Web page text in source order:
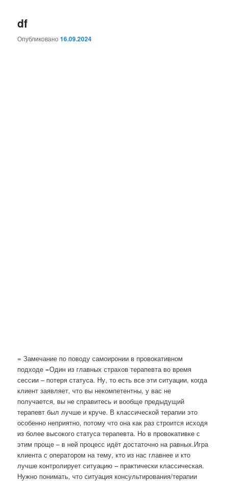
df
Опубликовано16.09.2024
= Замечание по поводу самоиронии в провокативном
подходе =Один из главных страхов терапевта во время
сессии – потеря статуса. Ну, то есть все эти ситуации, когда
клиент заявляет, что вы некомпетентны, у вас не
получается, вы не справитесь и вообще предыдущий
терапевт был лучше и круче. В классической терапии это
особенно неприятно, потому что она как раз строится исходя
из более высокого статуса терапевта. Но в провокативке с
этим проще – в ней процесс идёт достаточно на равных.Игра
клиента с оператором на тему, кто из нас главнее и кто
лучше контролирует ситуацию – практически классическая.
Нужно понимать, что ситуация консультирования/терапии